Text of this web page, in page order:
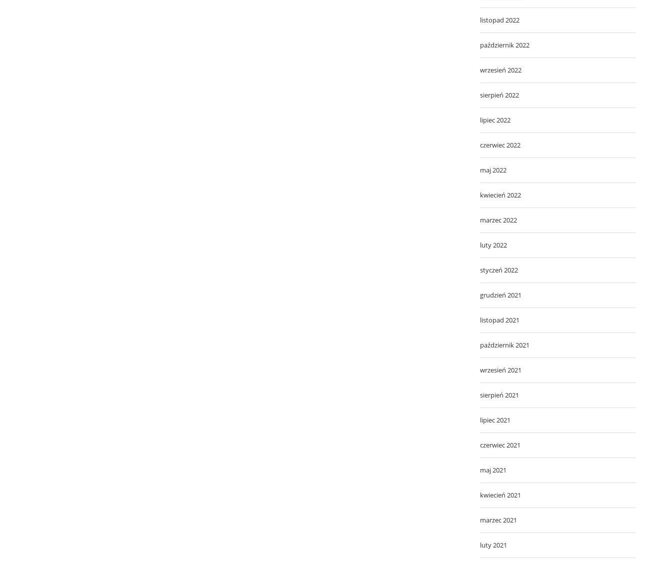
listopad 2022
październik 2022
wrzesień 2022
sierpień 2022
lipiec 2022
czerwiec 2022
maj 2022
kwiecień 2022
marzec 2022
luty 2022
styczeń 2022
grudzień 2021
listopad 2021
październik 2021
wrzesień 2021
sierpień 2021
lipiec 2021
czerwiec 2021
maj 2021
kwiecień 2021
marzec 2021
luty 2021